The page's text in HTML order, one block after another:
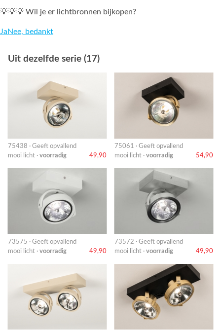
💡💡💡 Wil je er lichtbronnen bijkopen?
JaNee, bedankt
Uit dezelfde serie (17)
75438 · Geeft opvallend
mooi licht · voorradig 49,90
75061 · Geeft opvallend
mooi licht · voorradig 54,90
73575 · Geeft opvallend
mooi licht · voorradig 49,90
73572 · Geeft opvallend
mooi licht · voorradig 49,90